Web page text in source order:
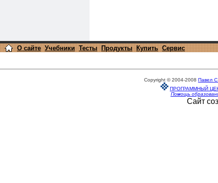
О сайте Учебники Тесты Продукты Купить Сервис
Copyright © 2004-2008 Павел
ПРОГРАММНЫЙ
Помощь
Сайт